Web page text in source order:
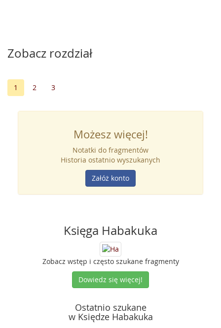
Zobacz rozdział
1 2 3
Możesz więcej!
Notatki do fragmentów
Historia ostatnio wyszukanych
Załóż konto
Księga Habakuka
Zobacz wstęp i często szukane fragmenty
Dowiedz się więcej!
Ostatnio szukane
w Księdze Habakuka